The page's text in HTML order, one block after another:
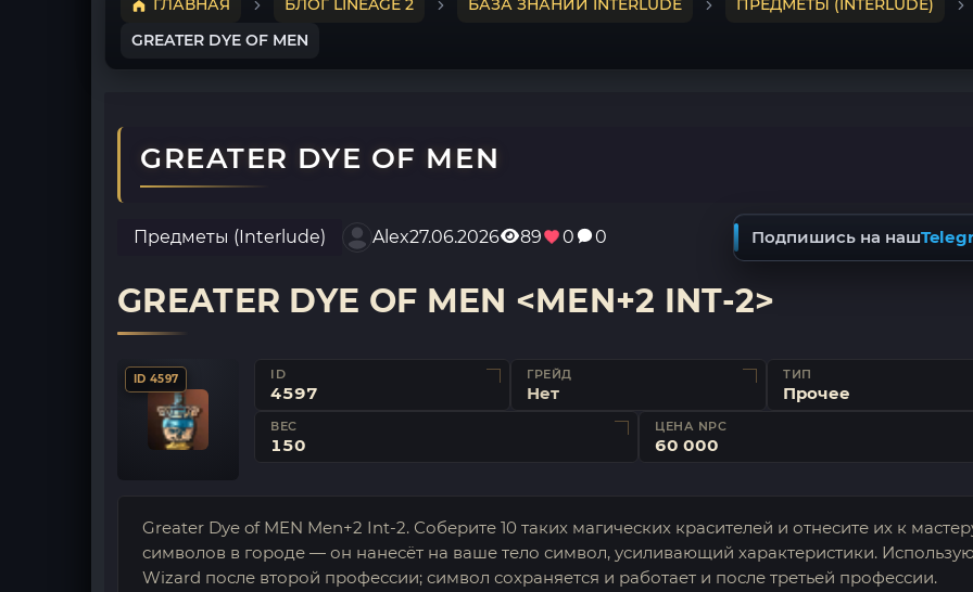
ГЛАВНАЯ БЛОГ LINEAGE 2 БАЗА ЗНАНИЙ INTERLUDE
ПРЕДМЕТЫ (INTERLUDE)
GREATER DYE OF MEN
GREATER DYE OF MEN
Предметы (Interlude) Alex27.06.2026 89 0 0 Подпишись на наш
GREATER DYE OF MEN <MEN+2 INT-2>
ID 4597 ID
4597
ГРЕЙД
Нет
ТИП
Прочее
ВЕС
150
ЦЕНА NPC
60 000
Greater Dye of MEN Men+2 Int-2. Соберите 10 таких магических красителей и отнесите их к
символов в городе — он нанесёт на ваше тело символ, усиливающий характеристики.
Wizard после второй профессии; символ сохраняется и работает и после третьей профессии.